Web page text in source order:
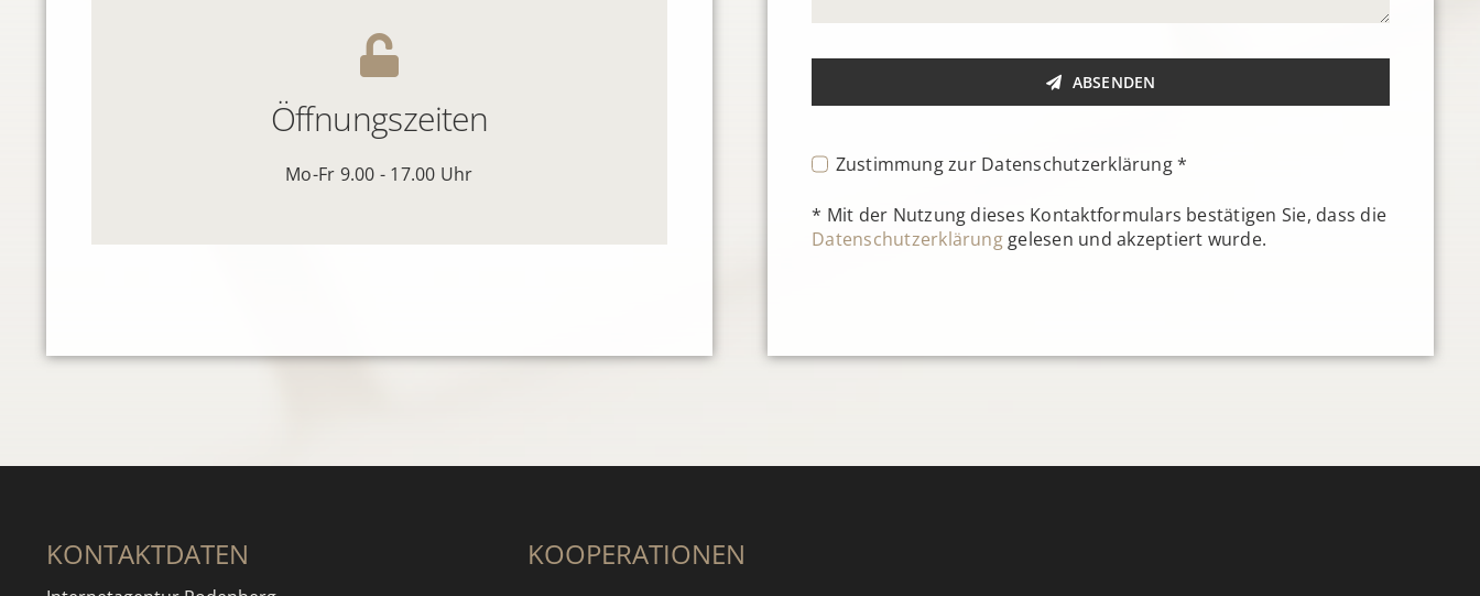
Öffnungszeiten
Mo-Fr 9.00 - 17.00 Uhr
ABSENDEN
Zustimmung zur Datenschutzerklärung *
* Mit der Nutzung dieses Kontaktformulars bestätigen Sie, dass die
Datenschutzerklärunggelesen und akzeptiert wurde.
KONTAKTDATEN KOOPERATIONEN